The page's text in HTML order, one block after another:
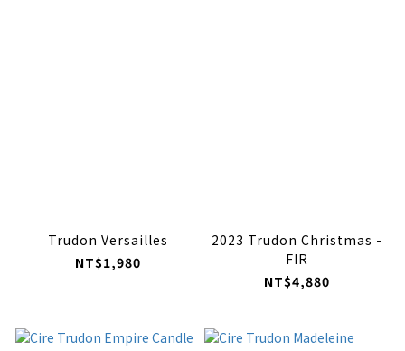
Trudon Versailles
NT$1,980
2023 Trudon Christmas -
FIR
NT$4,880